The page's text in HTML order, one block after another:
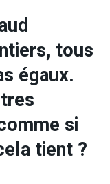
tous
égaux.
si
tient ?